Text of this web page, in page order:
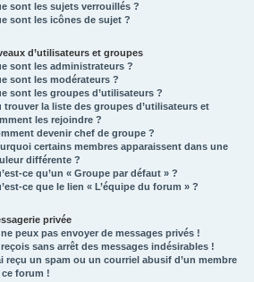
sont les sujets verrouillés ?
sont les icônes de sujet ?
d’utilisateurs et groupes
sont les administrateurs ?
sont les modérateurs ?
sont les groupes d’utilisateurs ?
trouver la liste des groupes d’utilisateurs et
les rejoindre ?
devenir chef de groupe ?
certains membres apparaissent dans une
différente ?
ce qu’un « Groupe par défaut » ?
ce que le lien « L’équipe du forum » ?
privée
peux pas envoyer de messages privés !
sans arrêt des messages indésirables !
reçu un spam ou un courriel abusif d’un membre
ce forum !